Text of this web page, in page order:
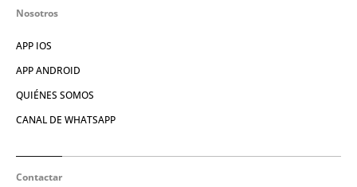
Nosotros
APP IOS
APP ANDROID
QUIÉNES SOMOS
CANAL DE WHATSAPP
Contactar